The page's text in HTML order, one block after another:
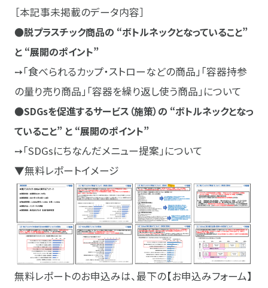
［本記事未掲載のデータ内容］
●脱プラスチック商品の “ボトルネックとなっていること”
と “展開のポイント”
➙「食べられるカップ・ストローなどの商品」「容器持参
の量り売り商品」「容器を繰り返し使う商品」について
●SDGsを促進するサービス（施策）の “ボトルネックとなっ
ていること” と “展開のポイント”
➙「SDGsにちなんだメニュー提案」について
▼無料レポートイメージ
無料レポートのお申込みは、最下の【お申込みフォーム】